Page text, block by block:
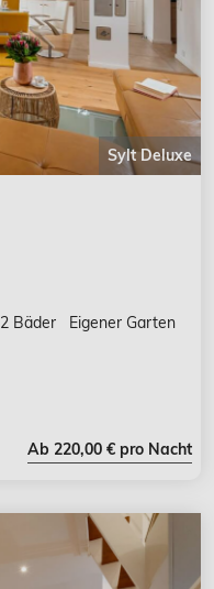
Sylt Deluxe
2 Bäder
Eigener Garten
Ab 220,00 € pro Nacht